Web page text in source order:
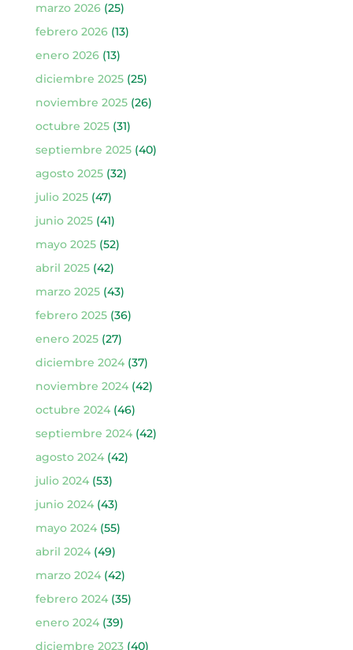
marzo 2026(25)
febrero 2026(13)
enero 2026(13)
diciembre 2025(25)
noviembre 2025(26)
octubre 2025(31)
septiembre 2025(40)
agosto 2025(32)
julio 2025(47)
junio 2025(41)
mayo 2025(52)
abril 2025(42)
marzo 2025(43)
febrero 2025(36)
enero 2025(27)
diciembre 2024(37)
noviembre 2024(42)
octubre 2024(46)
septiembre 2024(42)
agosto 2024(42)
julio 2024(53)
junio 2024(43)
mayo 2024(55)
abril 2024(49)
marzo 2024(42)
febrero 2024(35)
enero 2024(39)
diciembre 2023(40)